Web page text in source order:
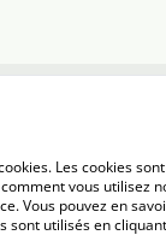
Les cookies
vous utilisez
Vous pouvez en
sont utilisés en